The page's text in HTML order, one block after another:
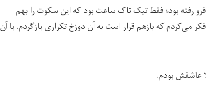
رفته بود؛ فقط تیک تاک ساعت بود که این سکوت را بهم
می‌کردم که بازهم قرار است به آن دوزخ تکراری بازگردم. با آن
عاشقش بودم.